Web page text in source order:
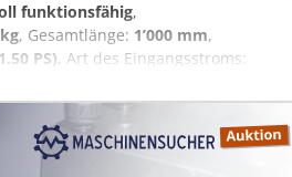
funktionsfähig,
, Gesamtlänge: 1’000 mm,
PS), Art des Eingangsstroms:
✅ 80 l Vakuumspeicher (stabile
bei Unterdruck/Stromausfall ✅
sowie das Spannen und